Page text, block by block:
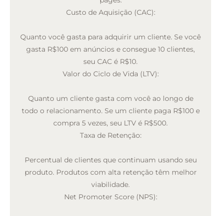
Custo de Aquisição (CAC):
Quanto você gasta para adquirir um cliente. Se você
gasta R$100 em anúncios e consegue 10 clientes,
seu CAC é R$10.
Valor do Ciclo de Vida (LTV):
Quanto um cliente gasta com você ao longo de
todo o relacionamento. Se um cliente paga R$100 e
compra 5 vezes, seu LTV é R$500.
Taxa de Retenção:
Percentual de clientes que continuam usando seu
produto. Produtos com alta retenção têm melhor
viabilidade.
Net Promoter Score (NPS):